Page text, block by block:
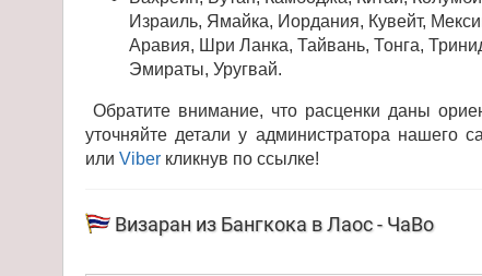
Израиль, Ямайка, Иордания, Кувейт,
Аравия, Шри Ланка, Тайвань, Тонга,
Эмираты, Уругвай.
Обратите внимание, что расценки даны
уточняйте детали у администратора нашего
илиViber кликнув по ссылке!
Визаран из Бангкока в Лаос - ЧаВо